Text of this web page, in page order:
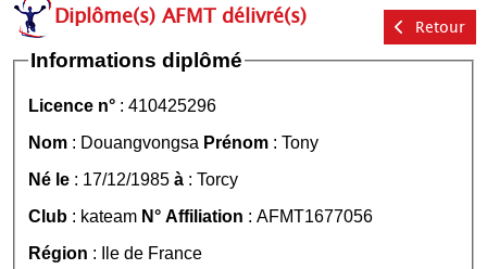
Diplôme(s) AFMT délivré(s) Retour
Informations diplômé
Licence n° : 410425296
Nom : Douangvongsa Prénom : Tony
Né le : 17/12/1985 à : Torcy
Club : kateam N° Affiliation : AFMT1677056
Région : Ile de France